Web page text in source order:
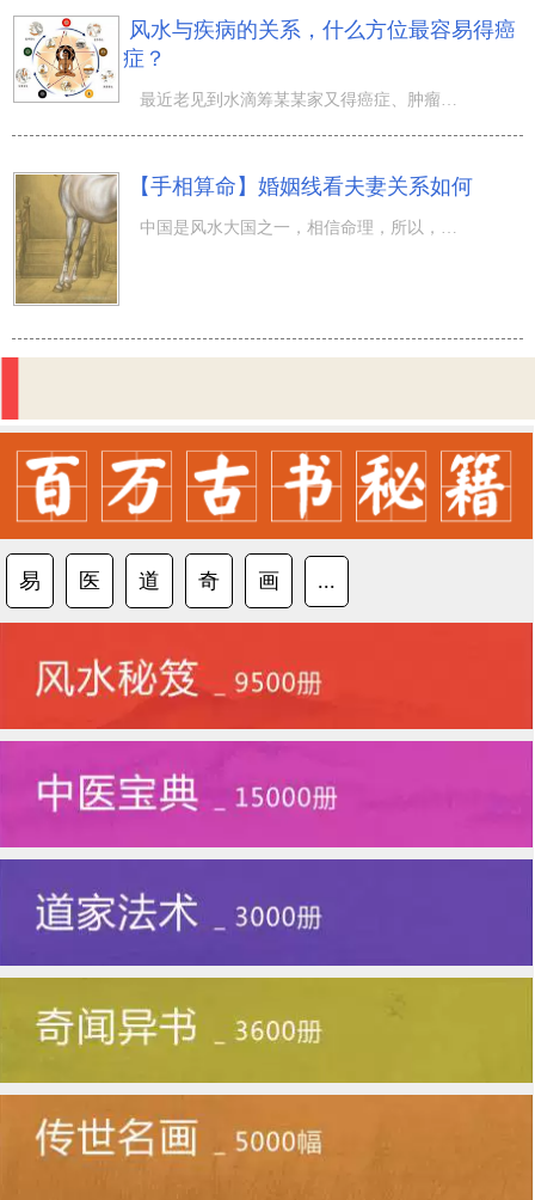
风水与疾病的关系，什么方位最容易得癌
症？
【手相算命】婚姻线看夫妻关系如何
易 医 道 奇 画 ...